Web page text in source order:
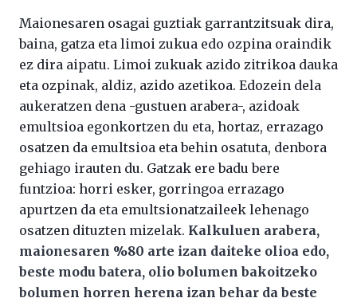
Maionesaren osagai guztiak garrantzitsuak dira,
baina, gatza eta limoi zukua edo ozpina oraindik
ez dira aipatu. Limoi zukuak azido zitrikoa dauka
eta ozpinak, aldiz, azido azetikoa. Edozein dela
aukeratzen dena -gustuen arabera-, azidoak
emultsioa egonkortzen du eta, hortaz, errazago
osatzen da emultsioa eta behin osatuta, denbora
gehiago irauten du. Gatzak ere badu bere
funtzioa: horri esker, gorringoa errazago
apurtzen da eta emultsionatzaileek lehenago
osatzen dituzten mizelak. Kalkuluen arabera,
maionesaren %80 arte izan daiteke olioa edo,
beste modu batera, olio bolumen bakoitzeko
bolumen horren herena izan behar da beste